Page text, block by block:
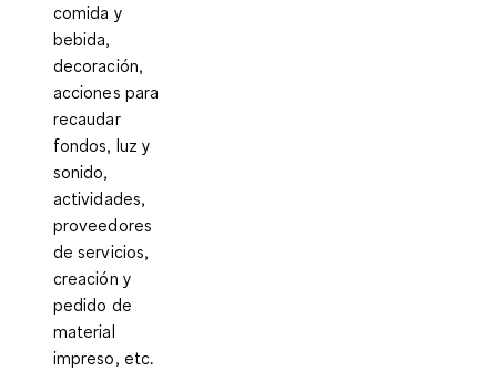
comida y
bebida,
decoración,
acciones para
recaudar
fondos, luz y
sonido,
actividades,
proveedores
de servicios,
creación y
pedido de
material
impreso, etc.